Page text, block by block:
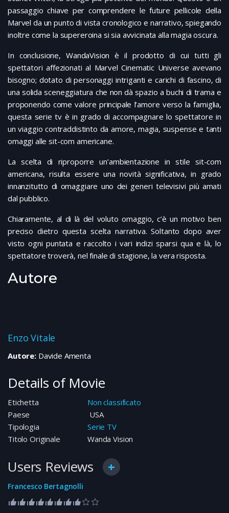
passaggio chiave per comprendere le future pellicole della
Marvel da un punto di vista cronologico e narrativo, spiegando
inoltre come la supereroina si sia avvicinata alla magia oscura.
In conclusione, WandaVision è il prodotto di cui tutti gli
spettatori affezionati al Marvel Cinematic Universe avevano
bisogno; dotato di personaggi intriganti e carichi di fascino, di
una solida sceneggiatura che non dà spazio a buchi di trama e
proponendo come valore principale l’amore verso la famiglia,
questa serie tv è in grado di accompagnare lo spettatore in
un viaggio contraddistinto da amore, magia, suspense e tanti
omaggi alle sit-com americane.
La scelta di riproporre un’ambientazione in stile sit-com
americana, risulta essere una novità significativa, in grado
innanzitutto di omaggiare uno dei generi televisivi più amati
dal pubblico.
Chiaramente, al di là del voluto omaggio, c’è un motivo ben
preciso dietro questa scelta narrativa. Soltanto dopo aver
visto ogni puntata e raccolto i vari indizi sparsi qua e là, lo
spettatore troverà, nel finale di stagione, la vera risposta.
Autore
Enzo Vitale
Autore:Davide Amenta
Details of Movie
Etichetta
Non classificato
Paese
USA
Tipologia
Serie TV
Titolo Originale
Wanda Vision
Users Reviews
Francesco Bertagnolli